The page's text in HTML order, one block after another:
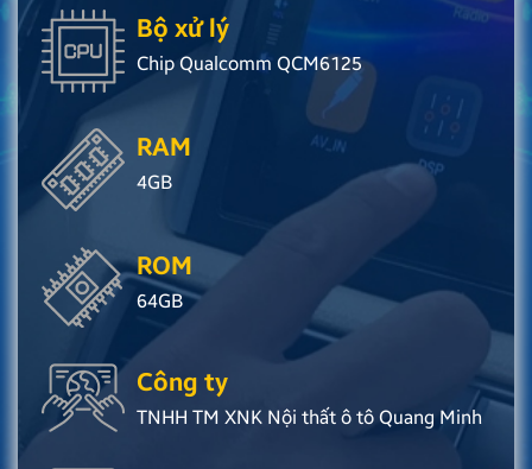
Bộ xử lý
Chip Qualcomm QCM6125
RAM
4GB
ROM
64GB
Công ty
TNHH TM XNK Nội thất ô tô Quang Minh